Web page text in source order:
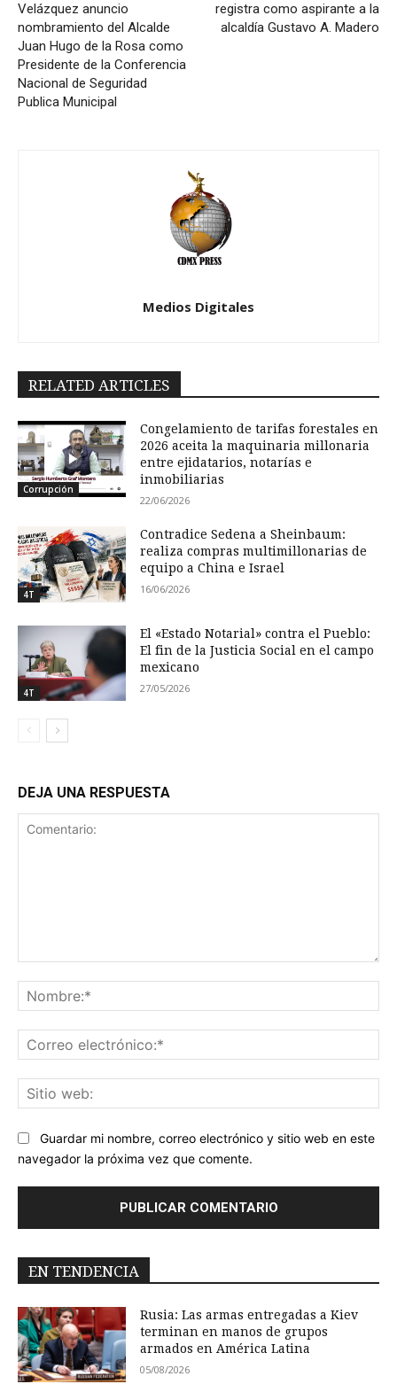
Velázquez anuncio
nombramiento del Alcalde
Juan Hugo de la Rosa como
Presidente de la Conferencia
Nacional de Seguridad
Publica Municipal
registra como aspirante a la
alcaldía Gustavo A. Madero
Medios Digitales
RELATED ARTICLES
Corrupción
Congelamiento de tarifas forestales en
2026 aceita la maquinaria millonaria
entre ejidatarios, notarías e
inmobiliarias
22/06/2026
4T
Contradice Sedena a Sheinbaum:
realiza compras multimillonarias de
equipo a China e Israel
16/06/2026
4T
El «Estado Notarial» contra el Pueblo:
El fin de la Justicia Social en el campo
mexicano
27/05/2026
DEJA UNA RESPUESTA
Guardar mi nombre, correo electrónico y sitio web en este
navegador la próxima vez que comente.
EN TENDENCIA
Rusia: Las armas entregadas a Kiev
terminan en manos de grupos
armados en América Latina
05/08/2026